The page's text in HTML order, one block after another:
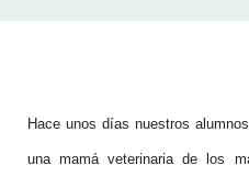
Hace unos días nuestros
una mamá veterinaria de los